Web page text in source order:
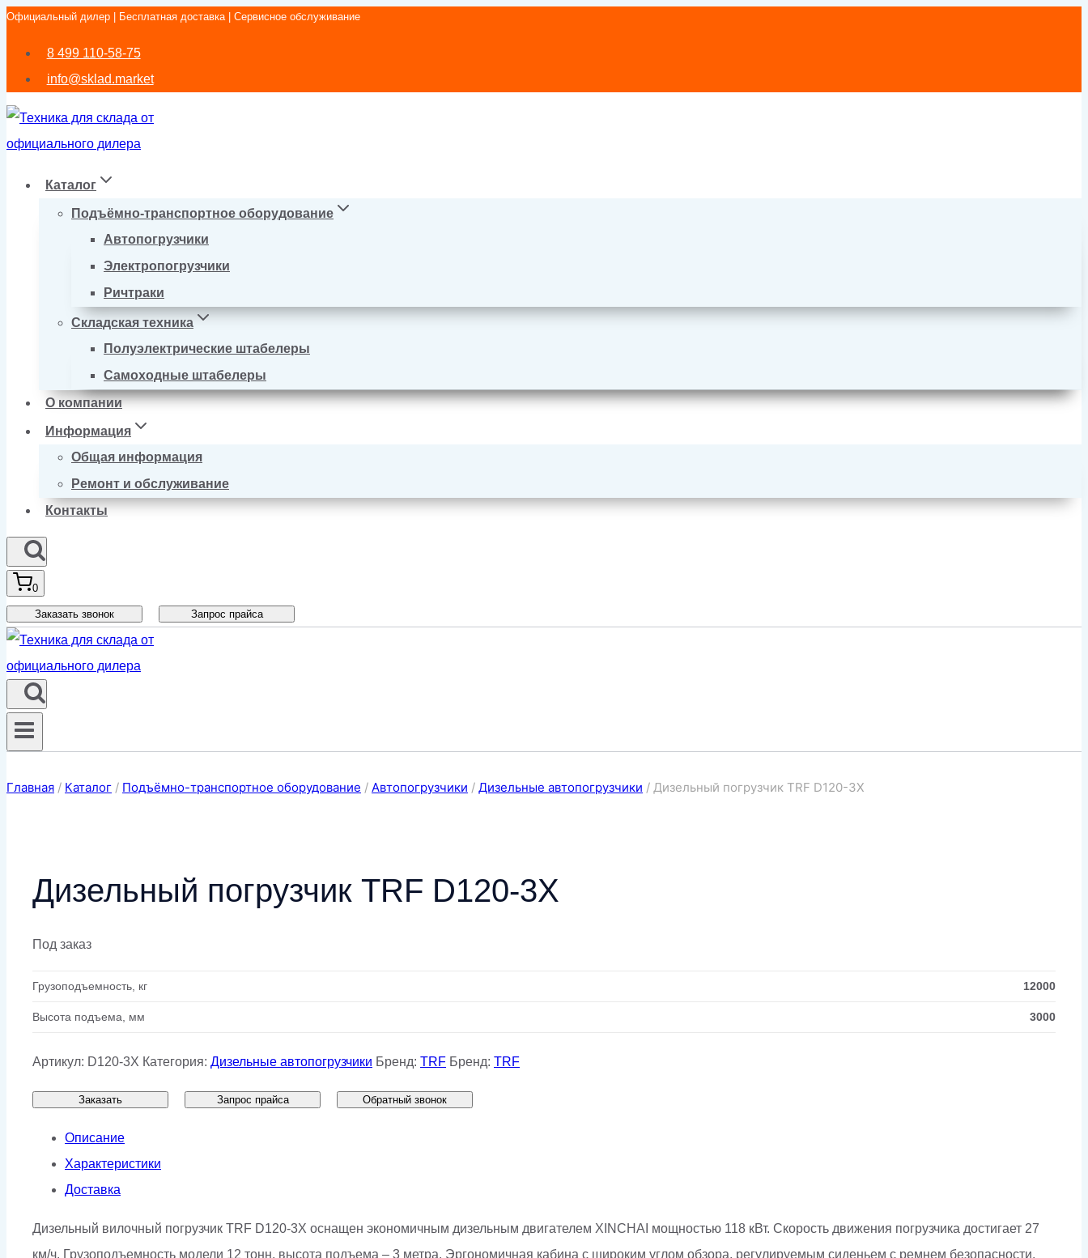
Перейти
Официальный дилер | Бесплатная доставка | Сервисное обслуживание
8 499 110-58-75
info@sklad.market
Каталог
Подъёмно-транспортное оборудование
Автопогрузчики
Электропогрузчики
Ричтраки
Складская техника
Полуэлектрические штабелеры
Самоходные штабелеры
О компании
Информация
Общая информация
Ремонт и обслуживание
Контакты
0
Заказать звонок Запрос прайса
Главная / Каталог / Подъёмно-транспортное оборудование / Автопогрузчики / Дизельные автопогрузчики / Дизельный погрузчик TRF D120-3X
Дизельный погрузчик TRF D120-3X
Под заказ
Грузоподъемность, кг 12000
Высота подъема, мм 3000
Артикул: D120-3X Категория: Дизельные автопогрузчики Бренд: TRF Бренд: TRF
Заказать Запрос прайса Обратный звонок
Описание
Характеристики
Доставка
Дизельный вилочный погрузчик TRF D120-3X оснащен экономичным дизельным двигателем XINCHAI мощностью 118 кВт. Скорость движения погрузчика достигает 27
км/ч. Грузоподъемность модели 12 тонн, высота подъема – 3 метра. Эргономичная кабина с широким углом обзора, регулируемым сиденьем с ремнем безопасности.